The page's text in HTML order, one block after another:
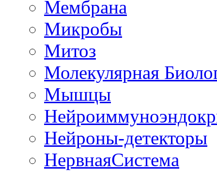
Мембрана
Микробы
Митоз
Молекулярная
Мышцы
Нейроны-детекторы
НервнаяСистема